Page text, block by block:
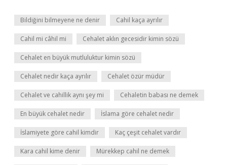
Bildiğini bilmeyene ne denir Cahil kaça ayrılır
Cahil mi câhil mi Cehalet aklın gecesidir kimin sözü
Cehalet en büyük mutluluktur kimin sözü
Cehalet nedir kaça ayrılır Cehalet özür müdür
Cehalet ve cahillik aynı şey mi Cehaletin babası ne demek
En büyük cehalet nedir İslama göre cehalet nedir
İslamiyete göre cahil kimdir Kaç çeşit cehalet vardır
Kara cahil kime denir Mürekkep cahil ne demek